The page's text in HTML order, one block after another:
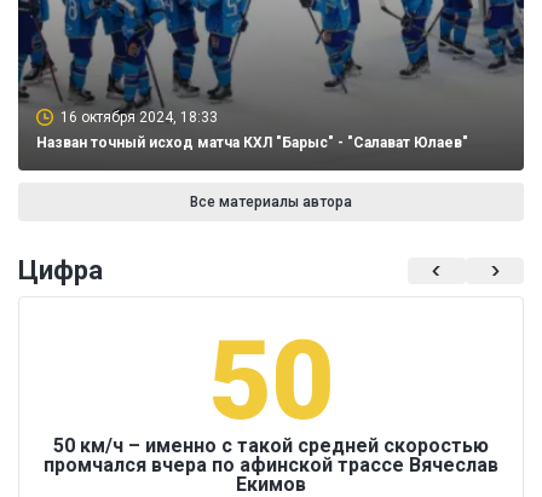
16 октября 2024, 18:33
Назван точный исход матча КХЛ "Барыс" - "Салават Юлаев"
Все материалы автора
Цифра
50
50 км/ч – именно с такой средней скоростью
промчался вчера по афинской трассе Вячеслав
Екимов